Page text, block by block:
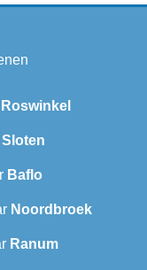
Roswinkel
Sloten
Baflo
Noordbroek
Ranum